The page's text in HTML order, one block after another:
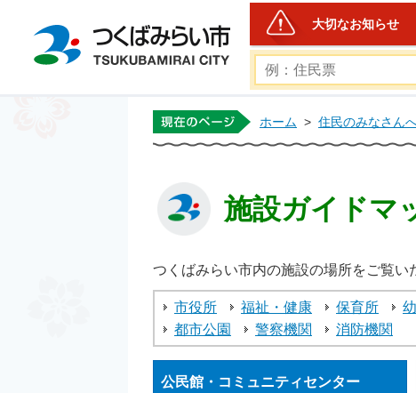
つくばみらい市公式ホームペ
大切なお知らせ
ホーム > 住民のみなさん
施設ガイドマ
つくばみらい市内の施設の場所をご覧い
市役所 福祉・健康 保育所
都市公園
警察機関 消防機関
公民館・コミュニティセンター